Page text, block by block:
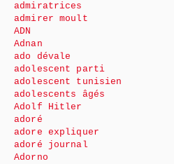
admiratrices
admirer moult
ADN
Adnan
ado dévale
adolescent parti
adolescent tunisien
adolescents âgés
Adolf Hitler
adoré
adore expliquer
adoré journal
Adorno